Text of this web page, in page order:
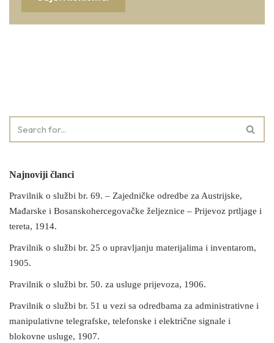
Najnoviji članci
Pravilnik o službi br. 69. – Zajedničke odredbe za Austrijske,
Mađarske i Bosanskohercegovačke željeznice – Prijevoz prtljage i
tereta, 1914.
Pravilnik o službi br. 25 o upravljanju materijalima i inventarom,
1905.
Pravilnik o službi br. 50. za usluge prijevoza, 1906.
Pravilnik o službi br. 51 u vezi sa odredbama za administrativne i
manipulativne telegrafske, telefonske i električne signale i
blokovne usluge, 1907.